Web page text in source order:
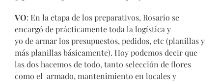
VO: En la etapa de los preparativos, Rosario se
encargó de prácticamente toda la logística y
yo de armar los presupuestos, pedidos, etc (planillas y
más planillas básicamente). Hoy podemos decir que
las dos hacemos de todo, tanto selección de flores
como el armado, mantenimiento en locales y